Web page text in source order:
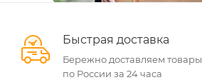
Быстрая доставка
Бережно доставляем товары
по России за 24 часа